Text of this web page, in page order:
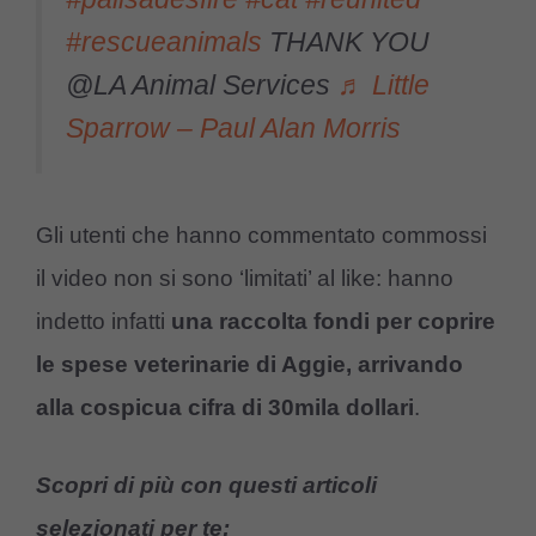
#rescueanimals THANK YOU
@LA Animal Services ♬ Little
Sparrow – Paul Alan Morris
Gli utenti che hanno commentato commossi
il video non si sono ‘limitati’ al like: hanno
indetto infatti una raccolta fondi per coprire
le spese veterinarie di Aggie, arrivando
alla cospicua cifra di 30mila dollari.
Scopri di più con questi articoli
selezionati per te: